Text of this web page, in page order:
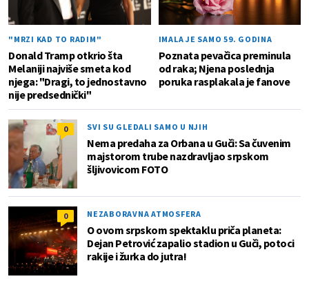
"MRZI KAD TO RADIM"
Donald Tramp otkrio šta
Melaniji najviše smeta kod
njega: "Dragi, to jednostavno
nije predsednički"
IMALA JE SAMO 59. GODINA
Poznata pevačica preminula
od raka; Njena poslednja
poruka rasplakala je fanove
0 SVI SU GLEDALI SAMO U NJIH
Nema predaha za Orbana u Guči: Sa čuvenim
majstorom trube nazdravljao srpskom
šljivovicom FOTO
0 NEZABORAVNA ATMOSFERA
O ovom srpskom spektaklu priča planeta:
Dejan Petrović zapalio stadion u Guči, potoci
rakije i žurka do jutra!